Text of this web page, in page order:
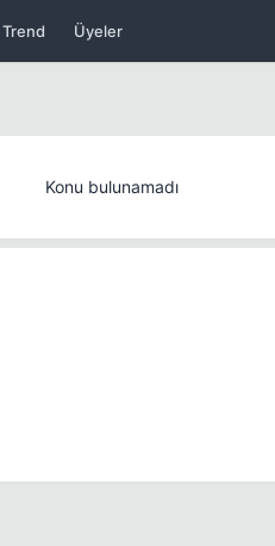
Trend Üyeler
Konu bulunamadı